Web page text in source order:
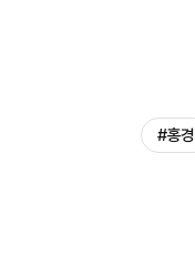
#홍경